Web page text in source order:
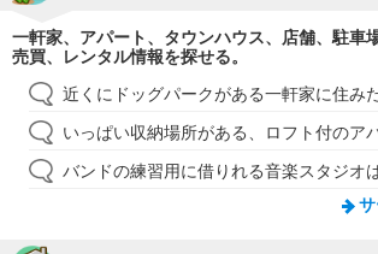
一軒家、アパート、タウンハウス、店舗、駐車
売買、レンタル情報を探せる。
近くにドッグパークがある一軒家に住み
いっぱい収納場所がある、ロフト付のア
バンドの練習用に借りれる音楽スタジオ